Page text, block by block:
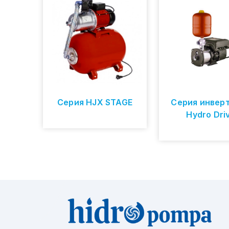
Серия HJX STAGE
Серия
Hydro